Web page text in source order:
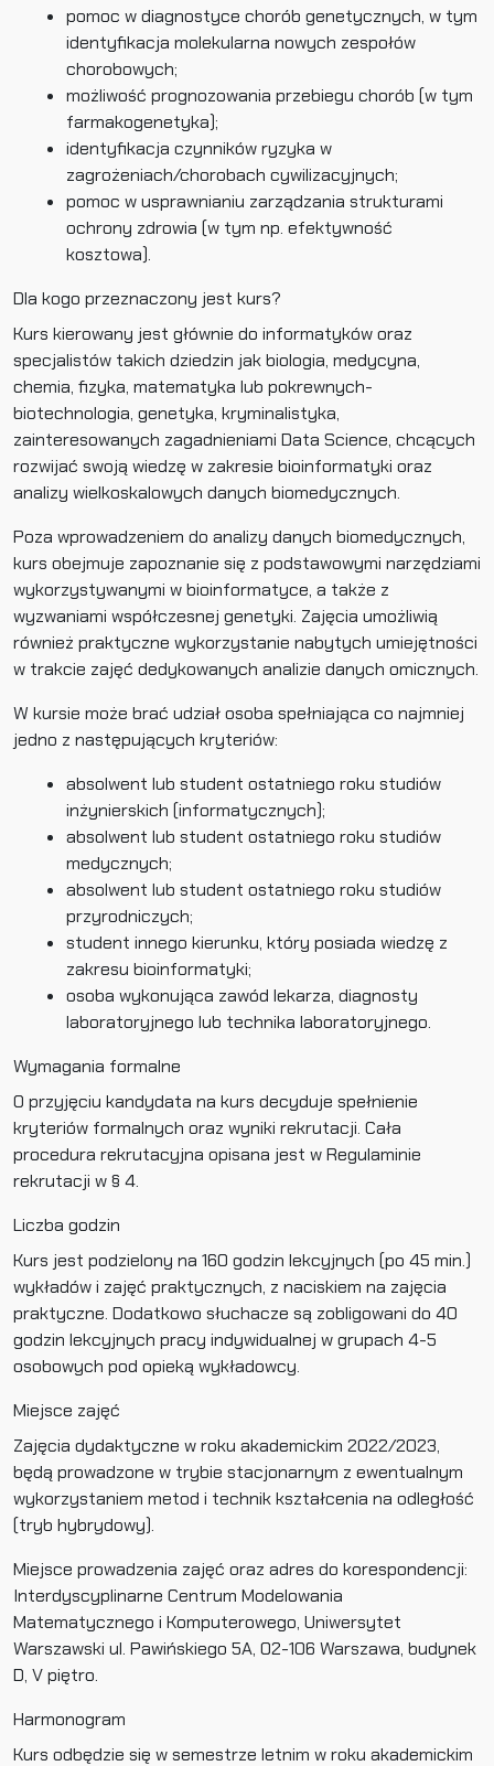
pomoc w diagnostyce chorób genetycznych, w tym
identyfikacja molekularna nowych zespołów
chorobowych;
możliwość prognozowania przebiegu chorób (w tym
farmakogenetyka);
identyfikacja czynników ryzyka w
zagrożeniach/chorobach cywilizacyjnych;
pomoc w usprawnianiu zarządzania strukturami
ochrony zdrowia (w tym np. efektywność
kosztowa).
Dla kogo przeznaczony jest kurs?
Kurs kierowany jest głównie do informatyków oraz
specjalistów takich dziedzin jak biologia, medycyna,
chemia, fizyka, matematyka lub pokrewnych-
biotechnologia, genetyka, kryminalistyka,
zainteresowanych zagadnieniami Data Science, chcących
rozwijać swoją wiedzę w zakresie bioinformatyki oraz
analizy wielkoskalowych danych biomedycznych.
Poza wprowadzeniem do analizy danych biomedycznych,
kurs obejmuje zapoznanie się z podstawowymi narzędziami
wykorzystywanymi w bioinformatyce, a także z
wyzwaniami współczesnej genetyki. Zajęcia umożliwią
również praktyczne wykorzystanie nabytych umiejętności
w trakcie zajęć dedykowanych analizie danych omicznych.
W kursie może brać udział osoba spełniająca co najmniej
jedno z następujących kryteriów:
absolwent lub student ostatniego roku studiów
inżynierskich (informatycznych);
absolwent lub student ostatniego roku studiów
medycznych;
absolwent lub student ostatniego roku studiów
przyrodniczych;
student innego kierunku, który posiada wiedzę z
zakresu bioinformatyki;
osoba wykonująca zawód lekarza, diagnosty
laboratoryjnego lub technika laboratoryjnego.
Wymagania formalne
O przyjęciu kandydata na kurs decyduje spełnienie
kryteriów formalnych oraz wyniki rekrutacji. Cała
procedura rekrutacyjna opisana jest w Regulaminie
rekrutacji w § 4.
Liczba godzin
Kurs jest podzielony na 160 godzin lekcyjnych (po 45 min.)
wykładów i zajęć praktycznych, z naciskiem na zajęcia
praktyczne. Dodatkowo słuchacze są zobligowani do 40
godzin lekcyjnych pracy indywidualnej w grupach 4-5
osobowych pod opieką wykładowcy.
Miejsce zajęć
Zajęcia dydaktyczne w roku akademickim 2022/2023,
będą prowadzone w trybie stacjonarnym z ewentualnym
wykorzystaniem metod i technik kształcenia na odległość
(tryb hybrydowy).
Miejsce prowadzenia zajęć oraz adres do korespondencji:
Interdyscyplinarne Centrum Modelowania
Matematycznego i Komputerowego, Uniwersytet
Warszawski ul. Pawińskiego 5A, 02-106 Warszawa, budynek
D, V piętro.
Harmonogram
Kurs odbędzie się w semestrze letnim w roku akademickim